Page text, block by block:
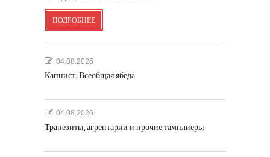
ПОДРОБНЕЕ
04.08.2026
Капнист. Всеобщая ябеда
04.08.2026
Трапезиты, агрентарии и прочие тамплиеры